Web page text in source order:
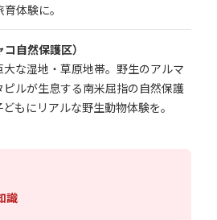
体験に。
自然保護区）
な湿地・草原地帯。野生のアルマ
ピルが生息する南米屈指の自然保護
もにリアルな野生動物体験を。
識